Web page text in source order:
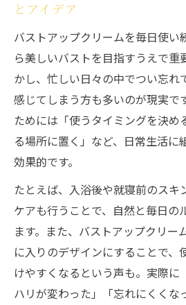
とアイデア
バストアップクリームを毎日使い
ら美しいバストを目指すうえで重
かし、忙しい日々の中でつい忘れ
感じてしまう方も多いのが現実で
ためには「使うタイミングを決め
る場所に置く」など、日常生活に
効果的です。
たとえば、入浴後や就寝前のスキ
ケアも行うことで、自然と毎日の
ます。また、バストアップクリー
に入りのデザインにすることで、
けやすくなるという声も。実際に
ハリが変わった」「忘れにくくな